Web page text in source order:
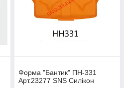
Форма "Бантик" ПН-331
Арт.23277 SNS Силікон